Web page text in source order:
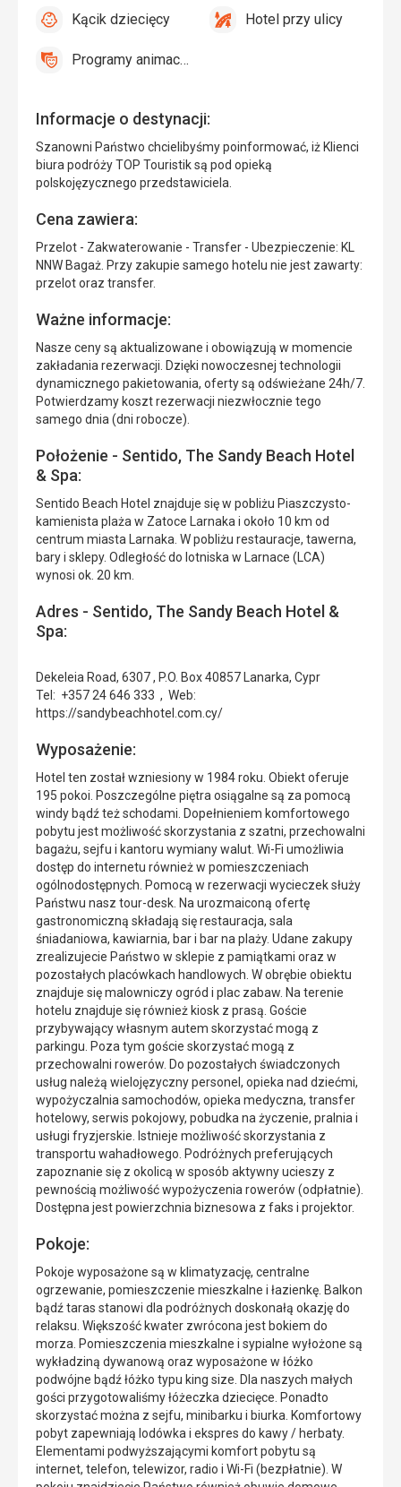
Informacje o destynacji:
Szanowni Państwo chcielibyśmy poinformować, iż Klienci
biura podróży TOP Touristik są pod opieką
polskojęzycznego przedstawiciela.
Cena zawiera:
Przelot - Zakwaterowanie - Transfer - Ubezpieczenie: KL
NNW Bagaż. Przy zakupie samego hotelu nie jest zawarty:
przelot oraz transfer.
Ważne informacje:
Nasze ceny są aktualizowane i obowiązują w momencie
zakładania rezerwacji. Dzięki nowoczesnej technologii
dynamicznego pakietowania, oferty są odświeżane 24h/7.
Potwierdzamy koszt rezerwacji niezwłocznie tego
samego dnia (dni robocze).
Położenie - Sentido, The Sandy Beach Hotel
& Spa:
Sentido Beach Hotel znajduje się w pobliżu Piaszczysto-
kamienista plaża w Zatoce Larnaka i około 10 km od
centrum miasta Larnaka. W pobliżu restauracje, tawerna,
bary i sklepy. Odległość do lotniska w Larnace (LCA)
wynosi ok. 20 km.
Adres - Sentido, The Sandy Beach Hotel &
Spa:
Dekeleia Road, 6307 , P.O. Box 40857 Lanarka, Cypr
Tel: +357 24 646 333 , Web:
https://sandybeachhotel.com.cy/
Wyposażenie:
Hotel ten został wzniesiony w 1984 roku. Obiekt oferuje
195 pokoi. Poszczególne piętra osiągalne są za pomocą
windy bądź też schodami. Dopełnieniem komfortowego
pobytu jest możliwość skorzystania z szatni, przechowalni
bagażu, sejfu i kantoru wymiany walut. Wi-Fi umożliwia
dostęp do internetu również w pomieszczeniach
ogólnodostępnych. Pomocą w rezerwacji wycieczek służy
Państwu nasz tour-desk. Na urozmaiconą ofertę
gastronomiczną składają się restauracja, sala
śniadaniowa, kawiarnia, bar i bar na plaży. Udane zakupy
zrealizujecie Państwo w sklepie z pamiątkami oraz w
pozostałych placówkach handlowych. W obrębie obiektu
znajduje się malowniczy ogród i plac zabaw. Na terenie
hotelu znajduje się również kiosk z prasą. Goście
przybywający własnym autem skorzystać mogą z
parkingu. Poza tym goście skorzystać mogą z
przechowalni rowerów. Do pozostałych świadczonych
usług należą wielojęzyczny personel, opieka nad dziećmi,
wypożyczalnia samochodów, opieka medyczna, transfer
hotelowy, serwis pokojowy, pobudka na życzenie, pralnia i
usługi fryzjerskie. Istnieje możliwość skorzystania z
transportu wahadłowego. Podróżnych preferujących
zapoznanie się z okolicą w sposób aktywny ucieszy z
pewnością możliwość wypożyczenia rowerów (odpłatnie).
Dostępna jest powierzchnia biznesowa z faks i projektor.
Pokoje:
Pokoje wyposażone są w klimatyzację, centralne
ogrzewanie, pomieszczenie mieszkalne i łazienkę. Balkon
bądź taras stanowi dla podróżnych doskonałą okazję do
relaksu. Większość kwater zwrócona jest bokiem do
morza. Pomieszczenia mieszkalne i sypialne wyłożone są
wykładziną dywanową oraz wyposażone w łóżko
podwójne bądź łóżko typu king size. Dla naszych małych
gości przygotowaliśmy łóżeczka dziecięce. Ponadto
skorzystać można z sejfu, minibarku i biurka. Komfortowy
pobyt zapewniają lodówka i ekspres do kawy / herbaty.
Elementami podwyższającymi komfort pobytu są
internet, telefon, telewizor, radio i Wi-Fi (bezpłatnie). W
przy
plaży
KącikKącik dziecięcy
tak
HotelHotel przy ulicy
tak
Programy
Programy animacyjne
tak